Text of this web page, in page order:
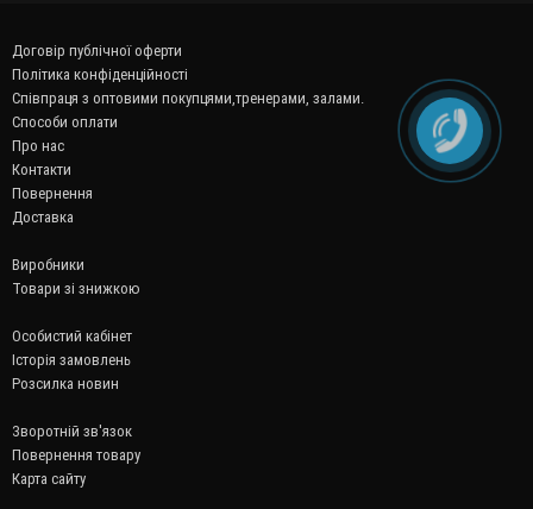
Договір публічної оферти
Політика конфіденційності
Співпраця з оптовими покупцями,тренерами, залами.
Способи оплати
Про нас
Контакти
Повернення
Доставка
Виробники
Товари зі знижкою
Особистий кабінет
Історія замовлень
Розсилка новин
Зворотній зв'язок
Повернення товару
Карта сайту